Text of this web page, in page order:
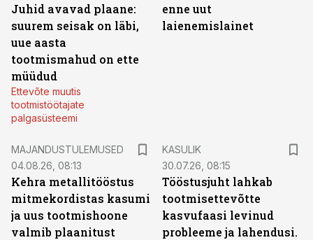
Juhid avavad plaane:
suurem seisak on läbi,
uue aasta
tootmismahud on ette
müüdud
Ettevõte muutis
tootmistöötajate
palgasüsteemi
enne uut
laienemislainet
MAJANDUSTULEMUSED
04.08.26, 08:13
Kehra metallitööstus
mitmekordistas kasumi
ja uus tootmishoone
valmib plaanitust
KASULIK
30.07.26, 08:15
Tööstusjuht lahkab
tootmisettevõtte
kasvufaasi levinud
probleeme ja lahendusi.